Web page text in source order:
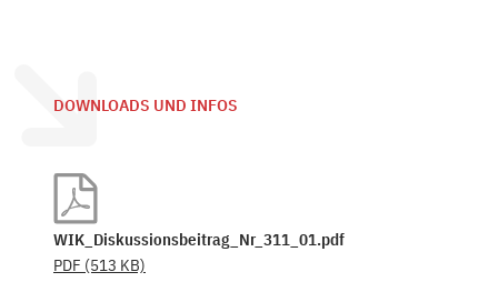
DOWNLOADS UND INFOS
WIK_Diskussionsbeitrag_Nr_311_01.pdf
PDF (513 KB)